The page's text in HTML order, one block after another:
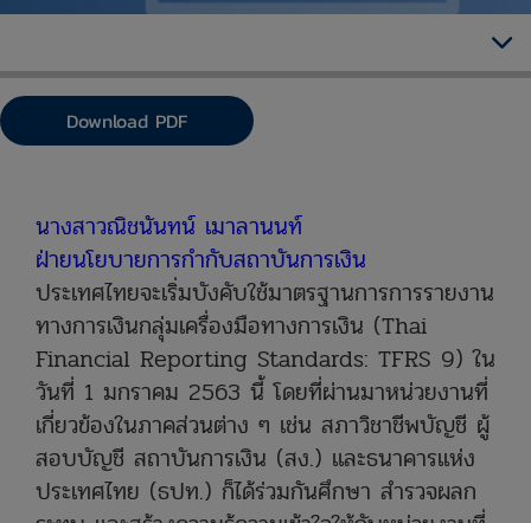
​นางสาวณิชนันทน์ เมาลานนท์
ฝ่ายนโยบายการกำกับสถาบันการเงิน
ประเทศไทยจะเริ่มบังคับใช้มาตรฐานการการรายงาน
ทางการเงินกลุ่มเครื่องมือทางการเงิน (Thai
Financial Reporting Standards: TFRS 9) ใน
วันที่ 1 มกราคม 2563 นี้ โดยที่ผ่านมาหน่วยงานที่
เกี่ยวข้องในภาคส่วนต่าง ๆ เช่น สภาวิชาชีพบัญชี ผู้
สอบบัญชี สถาบันการเงิน (สง.) และธนาคารแห่ง
ประเทศไทย (ธปท.) ก็ได้ร่วมกันศึกษา สำรวจผลก
Download PDF